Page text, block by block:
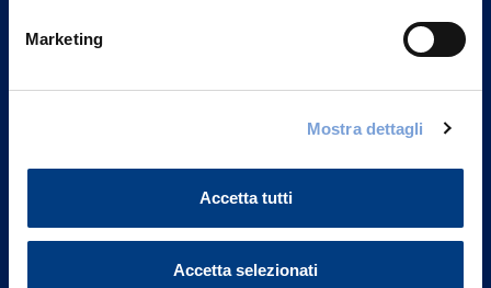
Marketing
Mostra dettagli
Accetta tutti
Accetta selezionati
Vittoria Assicurazioni S.p.A.
Governance